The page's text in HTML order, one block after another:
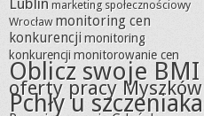
Lublin marketing społecznościowy
Wrocław monitoring cen
konkurencjimonitoring
konkurencjimonitorowanie cen
Oblicz swoje BMI
oferty pracy Myszków
Pchły u szczeniaka